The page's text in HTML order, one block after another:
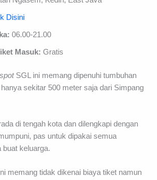
Disini
06.00-21.00
Masuk: Gratis
spotSGL ini memang dipenuhi tumbuhan
sekitar 500 meter saja dari Simpang
di tengah kota dan dilengkapi dengan
pas untuk dipakai semua
buat keluarga.
memang tidak dikenai biaya tiket namun